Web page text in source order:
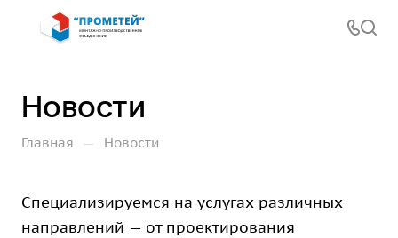
Новости
Главная — Новости
Специализируемся на услугах различных
направлений — от проектирования